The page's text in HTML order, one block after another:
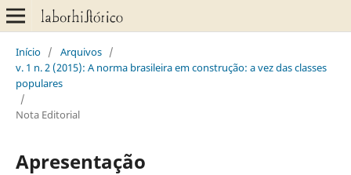
Início / Arquivos /
v. 1 n. 2 (2015): A norma brasileira em construção: a vez das classes
populares
/
Nota Editorial
Apresentação